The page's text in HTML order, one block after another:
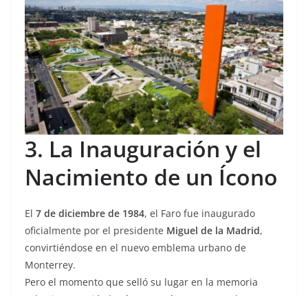
3. La Inauguración y el
Nacimiento de un Ícono
El 7 de diciembre de 1984, el Faro fue inaugurado
oficialmente por el presidente Miguel de la Madrid,
convirtiéndose en el nuevo emblema urbano de
Monterrey.
Pero el momento que selló su lugar en la memoria